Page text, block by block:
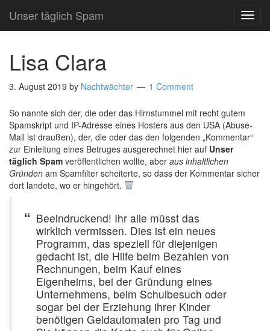
Unser täglich Spam
Lisa Clara
3. August 2019 by Nachtwächter 1 Comment
So nannte sich der, die oder das Hirnstummel mit recht gutem
Spamskript und IP-Adresse eines Hosters aus den USA (Abuse-
Mail ist draußen), der, die oder das den folgenden „Kommentar“
zur Einleitung eines Betruges ausgerechnet hier auf Unser
täglich Spam veröffentlichen wollte, aber aus inhaltlichen
Gründen am Spamfilter scheiterte, so dass der Kommentar sicher
dort landete, wo er hingehört.
Beeindruckend! Ihr alle müsst das
wirklich vermissen. Dies ist ein neues
Programm, das speziell für diejenigen
gedacht ist, die Hilfe beim Bezahlen von
Rechnungen, beim Kauf eines
Eigenheims, bei der Gründung eines
Unternehmens, beim Schulbesuch oder
sogar bei der Erziehung ihrer Kinder
benötigen Geldautomaten pro Tag und